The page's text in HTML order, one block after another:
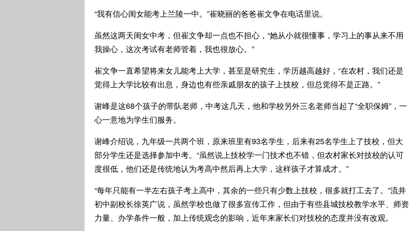
“我有信心闺女能考上兰陵一中。”崔晓丽的爸爸崔文争在电话里说。
虽然这两天闺女中考，但崔文争却一点也不担心，“她从小就很懂事，学习上的事从来不用
我操心，这次考试有老师管着，我也很放心。”
崔文争一直希望将来女儿能考上大学，甚至是研究生，学历越高越好，“在农村，我们还是
觉得上大学比较有出息，身边也有些亲戚朋友的孩子上技校，但总觉得不是正路。”
谢峰是这68个孩子的带队老师，中考这几天，他和学校另外三名老师当起了“全职保姆”，一
心一意地为学生们服务。
谢峰介绍说，九年级一共两个班，原来班里有93名学生，后来有25名学生上了技校，但大
部分学生还是选择参加中考。“虽然说上技校学一门技术也不错，但农村家长对技校的认可
度很低，他们还是传统地认为考高中然后再上大学，这样孩子才算成才。”
“每年只能有一半左右孩子考上高中，其余的一些只有少数上技校，很多就打工去了。”流井
初中副校长徐英广说，虽然学校也做了很多宣传工作，但由于有些县城技校教学水平、师资
力量、办学条件一般，加上传统观念的影响，近年来家长们对技校的态度并没有改观。